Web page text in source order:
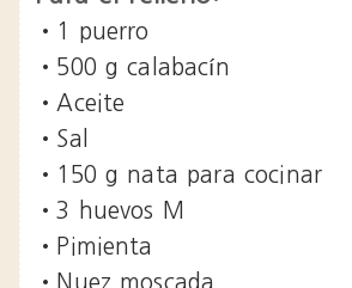
•1 puerro
•500 g calabacín
•Aceite
•Sal
•150 g nata para cocinar
•3 huevos M
•Pimienta
•Nuez moscada